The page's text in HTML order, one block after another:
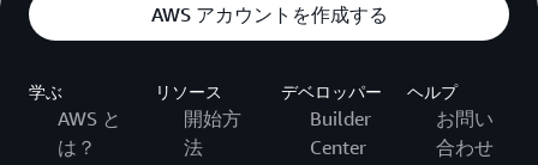
AWS アカウントを作成する
学ぶ
AWS と
は？
リソース
開始方
法
デベロッパー
Builder
Center
ヘルプ
お問い
合わせ